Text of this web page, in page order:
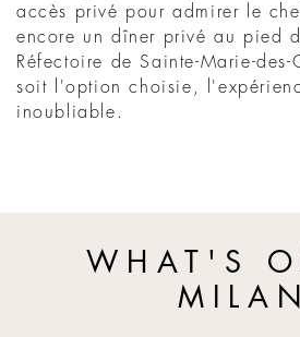
accès privé pour admirer le
encore un dîner privé au pied
Réfectoire de Sainte-Marie-
soit l'option choisie,
inoubliable.
WHAT'S
MILAN